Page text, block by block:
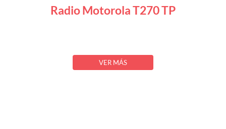
Radio Motorola T270 TP
VER MÁS